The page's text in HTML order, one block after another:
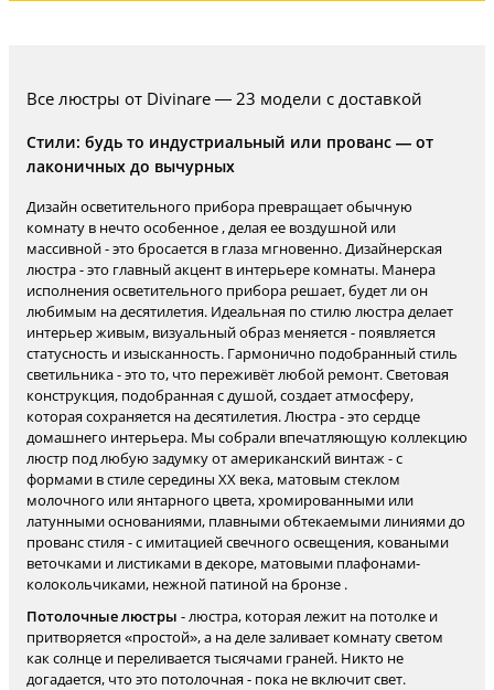
Все люстры от Divinare — 23 модели с доставкой
Стили: будь то индустриальный или прованс — от
лаконичных до вычурных
Дизайн осветительного прибора превращает обычную
комнату в нечто особенное , делая ее воздушной или
массивной - это бросается в глаза мгновенно. Дизайнерская
люстра - это главный акцент в интерьере комнаты. Манера
исполнения осветительного прибора решает, будет ли он
любимым на десятилетия. Идеальная по стилю люстра делает
интерьер живым, визуальный образ меняется - появляется
статусность и изысканность. Гармонично подобранный стиль
светильника - это то, что переживёт любой ремонт. Световая
конструкция, подобранная с душой, создает атмосферу,
которая сохраняется на десятилетия. Люстра - это сердце
домашнего интерьера. Мы собрали впечатляющую коллекцию
люстр под любую задумку от американский винтаж - с
формами в стиле середины XX века, матовым стеклом
молочного или янтарного цвета, хромированными или
латунными основаниями, плавными обтекаемыми линиями до
прованс стиля - с имитацией свечного освещения, коваными
веточками и листиками в декоре, матовыми плафонами-
колокольчиками, нежной патиной на бронзе .
Потолочные люстры - люстра, которая лежит на потолке и
притворяется «простой», а на деле заливает комнату светом
как солнце и переливается тысячами граней. Никто не
догадается, что это потолочная - пока не включит свет.